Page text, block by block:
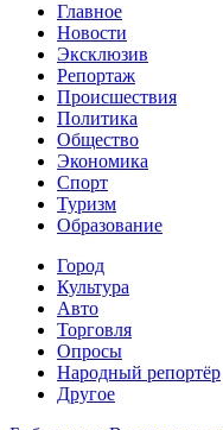
Главное
Новости
Эксклюзив
Репортаж
Происшествия
Политика
Общество
Экономика
Спорт
Туризм
Образование
Город
Культура
Авто
Торговля
Опросы
Народный репортёр
Другое